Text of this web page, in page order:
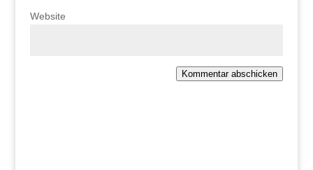
Website
Kommentar abschicken